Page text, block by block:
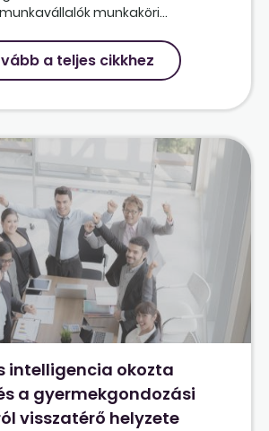
munkaköri...
a teljes cikkhez
intelligencia okozta
a gyermekgondozási
visszatérő helyzete